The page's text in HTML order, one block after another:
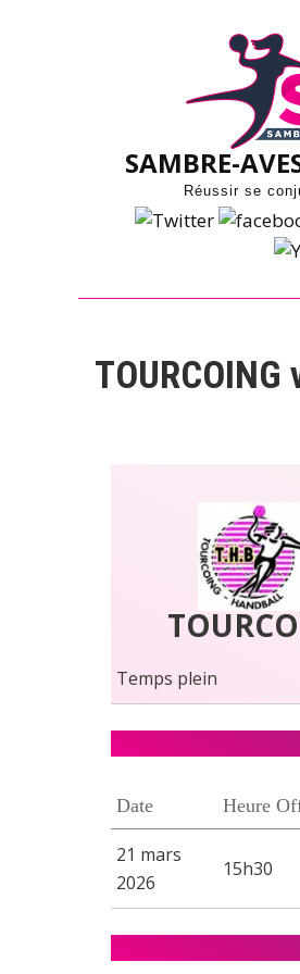
SAMBRE-
Réussir se
TOURCOING
Temps plein
Date Heure
21 mars
2026
15h30